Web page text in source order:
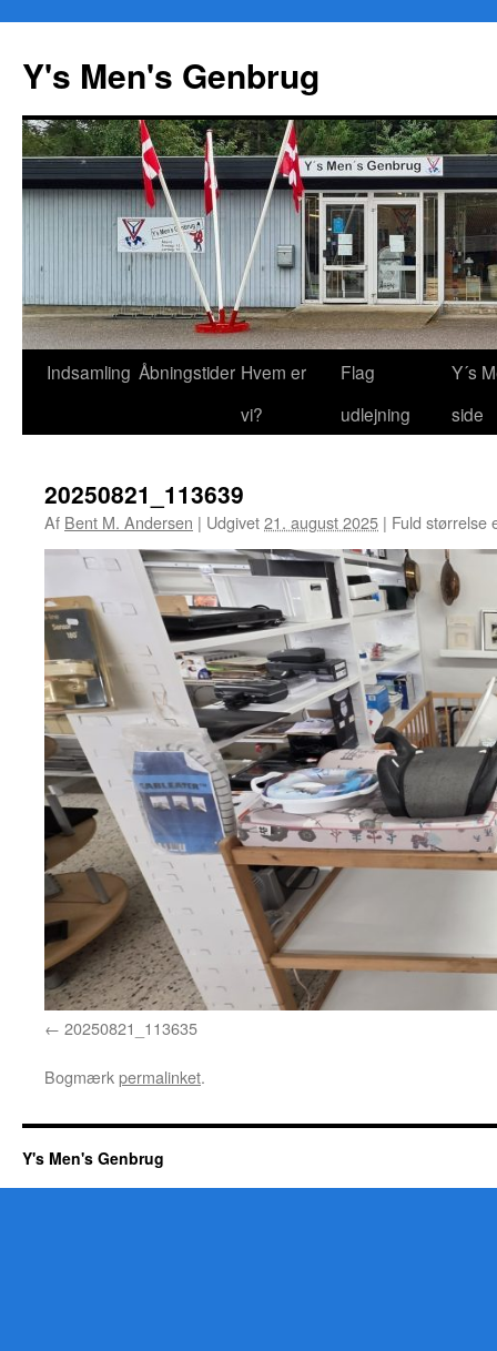
Y's Men's Genbrug
Hop
Indsamling Åbningstider Hvem er
vi?
Flag
udlejning
Y´s
side
20250821_113639
Af Bent M. Andersen | Udgivet21. august 2025 | Fuld størrelse
20250821_113635
Bogmærkpermalinket.
Y's Men's Genbrug